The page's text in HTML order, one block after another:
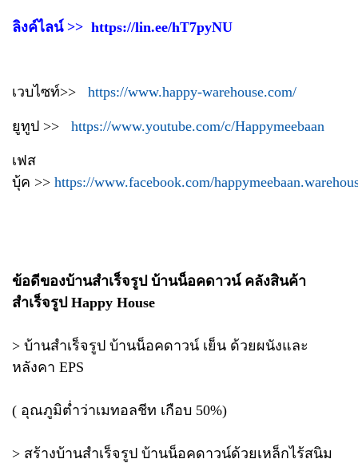
ลิงค์ไลน์ >> https://lin.ee/hT7pyNU
เวบไซท์>> https://www.happy-warehouse.com/
ยูทูป >> https://www.youtube.com/c/Happymeebaan
เฟส
บุ้ค >> https://www.facebook.com/
ข้อดีของบ้านสำเร็จรูป บ้านน็อคดาวน์ คลังสินค้า
สำเร็จรูป Happy House
> บ้านสำเร็จรูป บ้านน็อคดาวน์ เย็น ด้วยผนังและ
หลังคา EPS
( อุณภูมิต่ำว่าเมทอลชีท เกือบ 50%)
> สร้างบ้านสำเร็จรูป บ้านน็อคดาวน์ด้วยเหล็กไร้สนิม